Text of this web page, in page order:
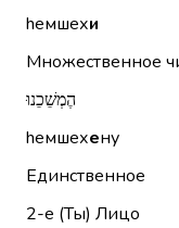
hемшехи
Множественное
הֶמְשֵׁכֵנוּ
hемшехену
Единственное
2-е (Ты) Лицо